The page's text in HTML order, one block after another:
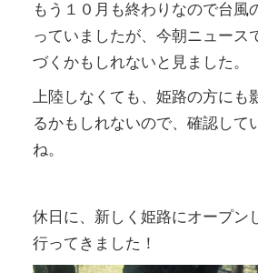
もう１０月も終わりなので台風
っていましたが、今朝ニュース
づくかもしれないと見ました。
上陸しなくても、姫路の方にも
るかもしれないので、確認して
ね。
休日に、新しく姫路にオープン
行ってきました！